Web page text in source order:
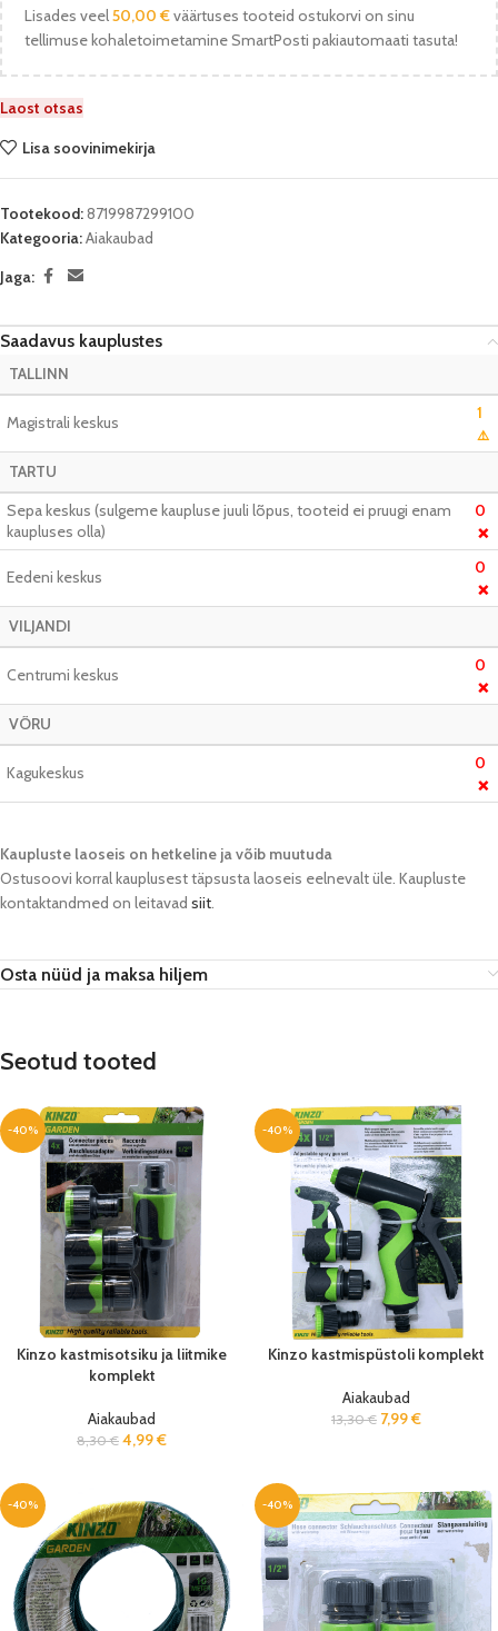
Lisades veel50,00 €väärtuses tooteid ostukorvi on sinu
tellimuse kohaletoimetamine SmartPosti pakiautomaati tasuta!
Laost otsas
Lisa soovinimekirja
Tootekood:8719987299100
Kategooria:Aiakaubad
Jaga:
Saadavus kauplustes
TALLINN
Magistrali keskus 1
⚠️
TARTU
Sepa keskus (sulgeme kaupluse juuli lõpus, tooteid ei pruugi enam
kaupluses olla)
0
❌
Eedeni keskus 0
❌
VILJANDI
Centrumi keskus 0
❌
VÕRU
Kagukeskus 0
❌
Kaupluste laoseis on hetkeline ja võib muutuda​
Ostusoovi korral kauplusest täpsusta laoseis eelnevalt üle. Kaupluste
kontaktandmed on leitavad siit.
Osta nüüd ja maksa hiljem
Seotud tooted
-40%
Kinzo kastmisotsiku ja liitmike
komplekt
Aiakaubad
8,30€ 4,99€
-40%
Kinzo kastmispüstoli komplekt
Aiakaubad
13,30€ 7,99€
-40% -40%